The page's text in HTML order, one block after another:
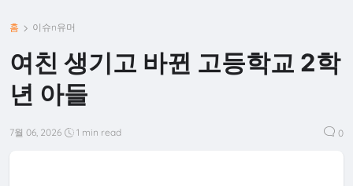
홈 이슈n유머
여친 생기고 바뀐 고등학교 2학
년 아들
7월 06, 2026 1 min read 0